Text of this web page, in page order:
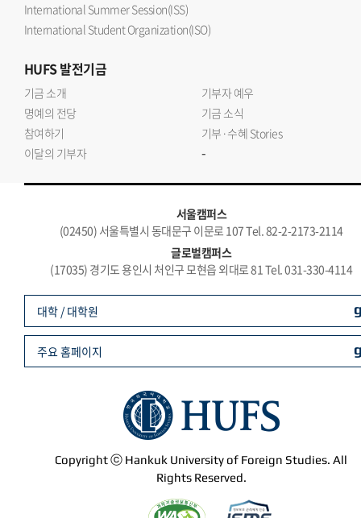
International Summer Session(ISS)
International Student Organization(ISO)
HUFS발전기금
기금 소개
기부자 예우
명예의 전당
기금 소식
참여하기
기부·수혜 Stories
이달의 기부자
-
서울캠퍼스
(02450) 서울특별시 동대문구 이문로 107 Tel. 82-2-2173-2114
글로벌캠퍼스
(17035) 경기도 용인시 처인구 모현읍 외대로 81 Tel. 031-330-4114
Copyright ⓒ Hankuk University of Foreign Studies. All
Rights Reserved.
대학 / 대학원
주요 홈페이지